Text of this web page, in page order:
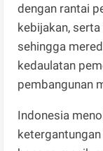
dengan rantai
kebijakan,
sehingga
kedaulatan
pembangunan
Indonesia